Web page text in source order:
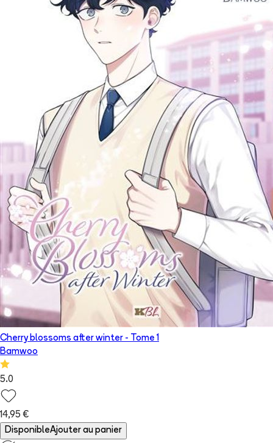
Cherry blossoms after winter - Tome 1
Bamwoo
5.0
14,95 €
DisponibleAjouter au panier